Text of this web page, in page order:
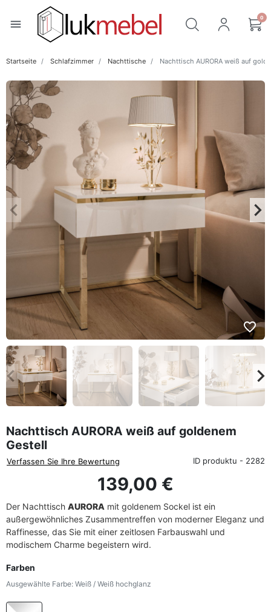
menu 0
Startseite Schlafzimmer Nachttische Nachttisch AURORA weiß auf
Zurück
keyboard_arrow_left keyboard_arrow_right
favorite_border
Zurück
Nachttisch AURORA weiß auf goldenem
Gestell
Verfassen Sie Ihre Bewertung ID produktu - 2282
139,00 €
Der Nachttisch AURORA mit goldenem Sockel ist ein
außergewöhnliches Zusammentreffen von moderner Eleganz und
Raffinesse, das Sie mit einer zeitlosen Farbauswahl und
modischem Charme begeistern wird.
Farben
Ausgewählte Farbe: Weiß / Weiß hochglanz
Weiß / Weiß hochglanz